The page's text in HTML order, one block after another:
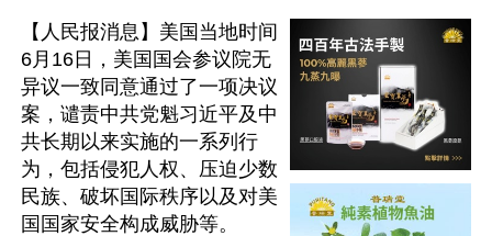
【人民报消息】美国当地时间
6月16日，美国国会参议院无
异议一致同意通过了一项决议
案，谴责中共党魁习近平及中
共长期以来实施的一系列行
为，包括侵犯人权、压迫少数
民族、破坏国际秩序以及对美
国国家安全构成威胁等。